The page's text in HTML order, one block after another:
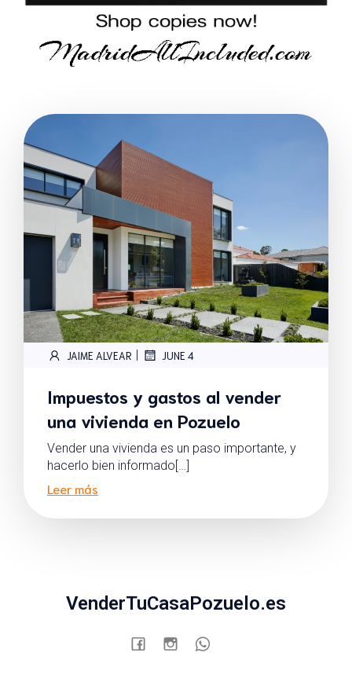
JAIME ALVEAR | JUNE 4
Impuestos y gastos al vender
una vivienda en Pozuelo
Vender una vivienda es un paso importante, y
hacerlo bien informado[…]
Leer más
VenderTuCasaPozuelo.es